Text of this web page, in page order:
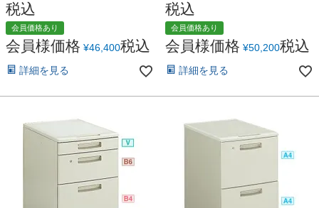
税込
会員価格あり
会員様価格 ¥46,400税込
詳細を見る
税込
会員価格あり
会員様価格 ¥50,200税込
詳細を見る